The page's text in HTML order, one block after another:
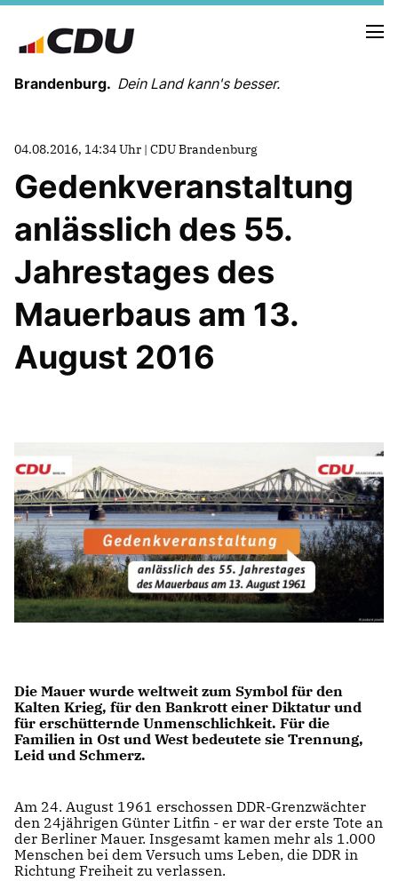
Brandenburg. Dein Land kann's besser.
MELDUNGEN
LANDESVORSTAND
LANDESGESCHÄFTSSTELLE
ORGANISATION
KREISVERBÄNDE
VEREINIGUNGEN UND SONDERORGANISATIONEN
LANDESFACHAUSSCHÜSSE
SATZUNG
PARTEIGESCHICHTE
IN DER LANDESREGIERUNG
IM BUNDESTAG
IM EUROPÄISCHEN PARLAMENT
NEWSLETTER ABONNIEREN
BILDER
PROGRAMME
PRESSE
SPENDEN
04.08.2016, 14:34 Uhr | CDU Brandenburg
Gedenkveranstaltung
anlässlich des 55.
Jahrestages des
Mauerbaus am 13.
August 2016
Die Mauer wurde weltweit zum Symbol für den
Kalten Krieg, für den Bankrott einer Diktatur und
für erschütternde Unmenschlichkeit. Für die
Familien in Ost und West bedeutete sie Trennung,
Leid und Schmerz.
Am 24. August 1961 erschossen DDR-Grenzwächter
den 24jährigen Günter Litfin - er war der erste Tote an
der Berliner Mauer. Insgesamt kamen mehr als 1.000
Menschen bei dem Versuch ums Leben, die DDR in
Richtung Freiheit zu verlassen.